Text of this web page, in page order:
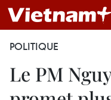
POLITIQUE
Le PM